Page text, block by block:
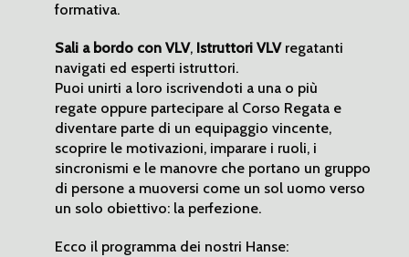
formativa.
Sali a bordo con VLV, Istruttori VLV regatanti
navigati ed esperti istruttori.
Puoi unirti a loro iscrivendoti a una o più
regate oppure partecipare al Corso Regata e
diventare parte di un equipaggio vincente,
scoprire le motivazioni, imparare i ruoli, i
sincronismi e le manovre che portano un gruppo
di persone a muoversi come un sol uomo verso
un solo obiettivo: la perfezione.
Ecco il programma dei nostri Hanse: